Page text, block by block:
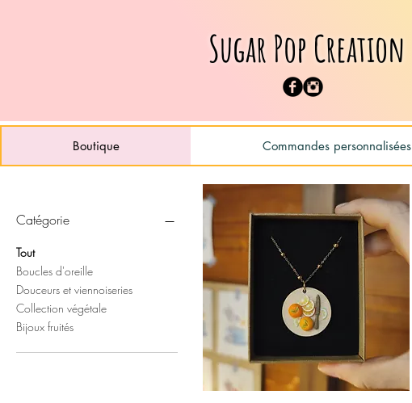
Sugar Pop Creation
Boutique Commandes personnalisées
Catégorie
Tout
Boucles d'oreille
Douceurs et viennoiseries
Collection végétale
Bijoux fruités